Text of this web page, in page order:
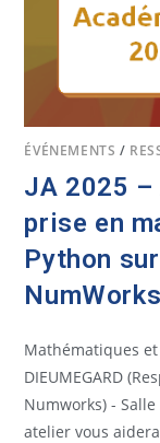
ÉVÉNEMENTS /
JA 2025
prise en
Python
Mathématiques
DIEUMEGARD
Numworks) -
atelier vous